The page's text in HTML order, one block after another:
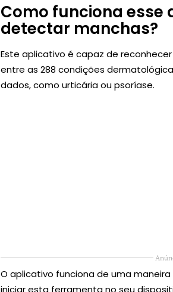
Como funciona esse
detectar manchas?
Este aplicativo é capaz de
entre as 288 condições
dados, como urticária ou psoríase.
O aplicativo funciona de uma
iniciar esta ferramenta no seu